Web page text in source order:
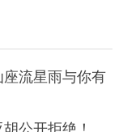
流星雨与你有
公开拒绝！